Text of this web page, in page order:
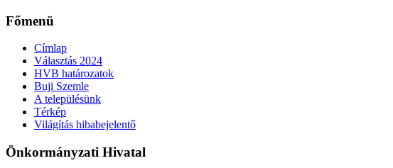
Főmenü
Címlap
Választás 2024
HVB határozatok
Buji Szemle
A településünk
Térkép
Világítás hibabejelentő
Önkormányzati Hivatal